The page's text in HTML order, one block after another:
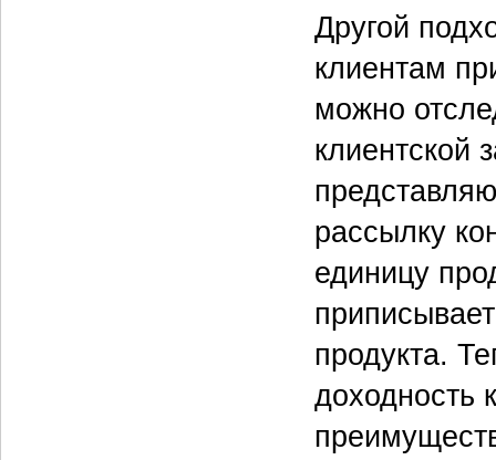
Другой
клиентам
можно
клиентской
рассылку
единицу
продукта.
доходность